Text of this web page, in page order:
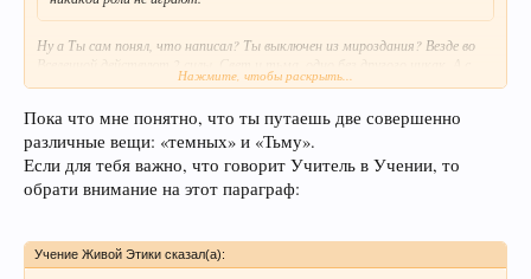
Ну а Ты сам понял, что написал? Ты выключен из мироздания? Везде во
Вселенной действуют 2 силы, Свет и тьма, одно без другого никак. А с
проявленной "тьмой", ну разве что Ты - Параатма... :-(
Нажмите, чтобы раскрыть...
Пока что мне понятно, что ты путаешь две совершенно
различные вещи: «темных» и «Тьму».
Если для тебя важно, что говорит Учитель в Учении, то
обрати внимание на этот параграф:
Учение Живой Этики сказал(а):